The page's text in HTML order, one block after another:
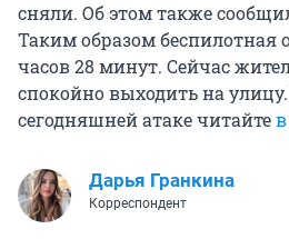
сняли. Об этом также
Таким образом беспилотная
часов 28 минут. Сейчас
спокойно выходить на
сегодняшней атаке читайте
Дарья Гранкина
Корреспондент